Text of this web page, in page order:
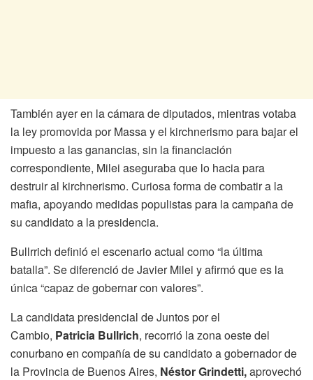
También ayer en la cámara de diputados, mientras votaba
la ley promovida por Massa y el kirchnerismo para bajar el
impuesto a las ganancias, sin la financiación
correspondiente, Milei aseguraba que lo hacia para
destruir al kirchnerismo. Curiosa forma de combatir a la
mafia, apoyando medidas populistas para la campaña de
su candidato a la presidencia.
Bullrrich definió el escenario actual como “la última
batalla”. Se diferenció de Javier Milei y afirmó que es la
única “capaz de gobernar con valores”.
La candidata presidencial de Juntos por el
Cambio, Patricia Bullrich, recorrió la zona oeste del
conurbano en compañía de su candidato a gobernador de
la Provincia de Buenos Aires, Néstor Grindetti,aprovechó